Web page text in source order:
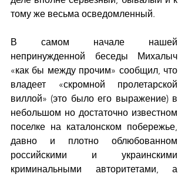
тому же весьма осведомленный.
В самом начале нашей
непринужденной беседы Михалыч
«как бы между прочим» сообщил, что
владеет «скромной пролетарской
виллой» (это было его выражение) в
небольшом но достаточно известном
поселке на каталонском побережье,
давно и плотно облюбованном
российскими и украинскими
криминальными авторитетами, а